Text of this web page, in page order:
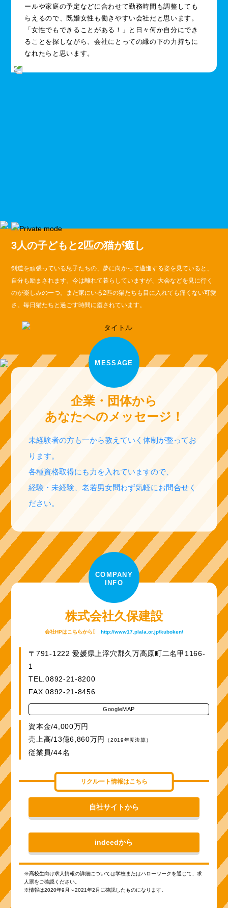
ールや家庭の予定などに合わせて勤務時間も調整しても
らえるので、既婚女性も働きやすい会社だと思います。
「女性でもできることがある！」と日々何か自分にでき
ることを探しながら、会社にとっての縁の下の力持ちに
なれたらと思います。
3人の子どもと2匹の猫が癒し
剣道を頑張っている息子たちの、夢に向かって邁進する姿を見ていると、
自分も励まされます。今は離れて暮らしていますが、大会などを見に行く
のが楽しみの一つ。また家にいる2匹の猫たちも目に入れても痛くない可愛
さ。毎日猫たちと過ごす時間に癒されています。
MESSAGE
企業・団体から
あなたへのメッセージ！
未経験者の方も一から教えていく体制が整ってお
ります。
各種資格取得にも力を入れていますので、
経験・未経験、老若男女問わず気軽にお問合せく
ださい。
COMPANY
INFO
株式会社久保建設
会社HPはこちらから http://www17.plala.or.jp/kuboken/
〒791-1222 愛媛県上浮穴郡久万高原町二名甲1166-
1
TEL.0892-21-8200
FAX.0892-21-8456
GoogleMAP
資本金/4,000万円
売上高/13億6,860万円
（2019年度決算）
従業員/44名
リクルート情報はこちら
自社サイトから
indeedから
※高校生向け求人情報の詳細については学校またはハローワークを通じて、求
人票をご確認ください。
※情報は2020年9月～2021年2月に確認したものになります。